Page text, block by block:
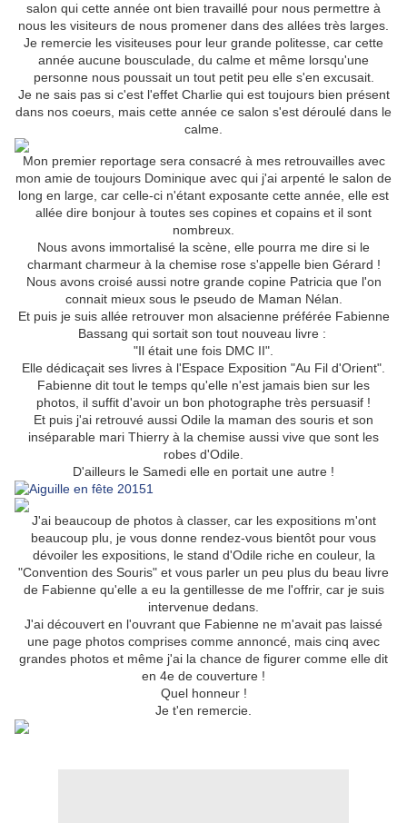
salon qui cette année ont bien travaillé pour nous permettre à
nous les visiteurs de nous promener dans des allées très larges.
Je remercie les visiteuses pour leur grande politesse, car cette
année aucune bousculade, du calme et même lorsqu'une
personne nous poussait un tout petit peu elle s'en excusait.
Je ne sais pas si c'est l'effet Charlie qui est toujours bien présent
dans nos coeurs, mais cette année ce salon s'est déroulé dans le
calme.
Mon premier reportage sera consacré à mes retrouvailles avec
mon amie de toujours Dominique avec qui j'ai arpenté le salon de
long en large, car celle-ci n'étant exposante cette année, elle est
allée dire bonjour à toutes ses copines et copains et il sont
nombreux.
Nous avons immortalisé la scène, elle pourra me dire si le
charmant charmeur à la chemise rose s'appelle bien Gérard !
Nous avons croisé aussi notre grande copine Patricia que l'on
connait mieux sous le pseudo de Maman Nélan.
Et puis je suis allée retrouver mon alsacienne préférée Fabienne
Bassang qui sortait son tout nouveau livre :
"Il était une fois DMC II".
Elle dédicaçait ses livres à l'Espace Exposition "Au Fil d'Orient".
Fabienne dit tout le temps qu'elle n'est jamais bien sur les
photos, il suffit d'avoir un bon photographe très persuasif !
Et puis j'ai retrouvé aussi Odile la maman des souris et son
inséparable mari Thierry à la chemise aussi vive que sont les
robes d'Odile.
D'ailleurs le Samedi elle en portait une autre !
J'ai beaucoup de photos à classer, car les expositions m'ont
beaucoup plu, je vous donne rendez-vous bientôt pour vous
dévoiler les expositions, le stand d'Odile riche en couleur, la
"Convention des Souris" et vous parler un peu plus du beau livre
de Fabienne qu'elle a eu la gentillesse de me l'offrir, car je suis
intervenue dedans.
J'ai découvert en l'ouvrant que Fabienne ne m'avait pas laissé
une page photos comprises comme annoncé, mais cinq avec
grandes photos et même j'ai la chance de figurer comme elle dit
en 4e de couverture !
Quel honneur !
Je t'en remercie.